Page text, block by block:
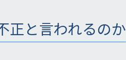
正と言われるのか